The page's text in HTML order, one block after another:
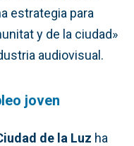
estrategia para
y de la ciudad»
audiovisual.
joven
de la Luz ha